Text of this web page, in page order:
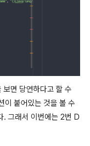
면 당연하다고 할 수
이 붙어있는 것을 볼 수
. 그래서 이번에는 2번 D